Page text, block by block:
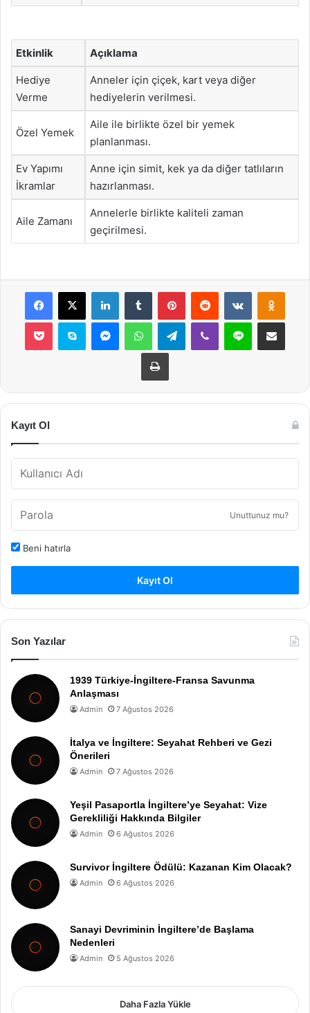
Etkinlik Açıklama
Hediye
Verme
Anneler için çiçek, kart veya diğer
hediyelerin verilmesi.
Özel Yemek
Aile ile birlikte özel bir yemek
planlanması.
Ev Yapımı
İkramlar
Anne için simit, kek ya da diğer tatlıların
hazırlanması.
Aile Zamanı
Annelerle birlikte kaliteli zaman
geçirilmesi.
Facebook
X LinkedInTumblr PinterestReddit VKontakte
Pocket Skype MessengerWhatsAppTelegramViber Line E-Posta ile
Yazdır
Kayıt Ol
Unuttunuz mu?
Beni hatırla
Kayıt Ol
Son Yazılar
1939 Türkiye-İngiltere-Fransa Savunma
Anlaşması
Admin 7 Ağustos 2026
İtalya ve İngiltere: Seyahat Rehberi ve Gezi
Önerileri
Admin 7 Ağustos 2026
Yeşil Pasaportla İngiltere’ye Seyahat: Vize
Gerekliliği Hakkında Bilgiler
Admin 6 Ağustos 2026
Survivor İngiltere Ödülü: Kazanan Kim Olacak?
Admin 6 Ağustos 2026
Sanayi Devriminin İngiltere’de Başlama
Nedenleri
Admin 5 Ağustos 2026
Daha Fazla Yükle